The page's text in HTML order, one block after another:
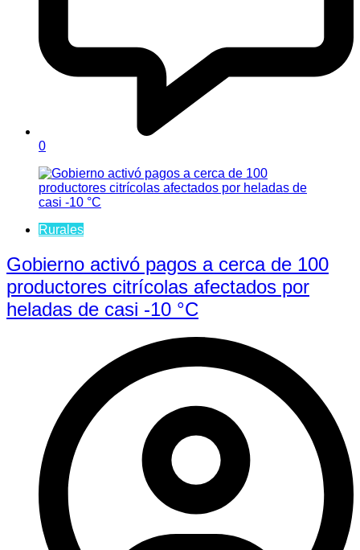
0
Rurales
Gobierno activó pagos a cerca de 100
productores citrícolas afectados por
heladas de casi -10 °C